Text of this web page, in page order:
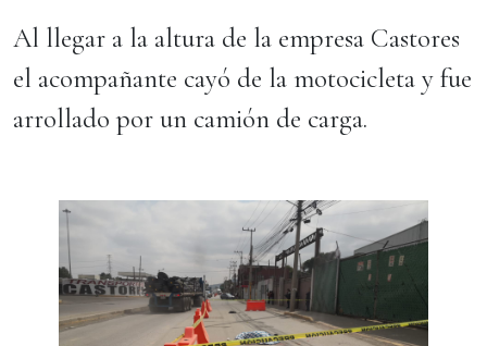
Al llegar a la altura de la empresa Castores
el acompañante cayó de la motocicleta y fue
arrollado por un camión de carga.